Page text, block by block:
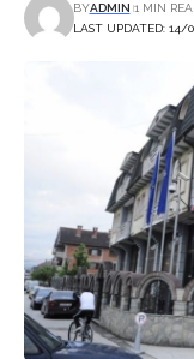
LAST UPDATED: 14/
BYADMIN 1 MIN